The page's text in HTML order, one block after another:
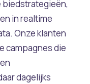
biedstrategieën,
in realtime
Onze klanten
campagnes die
dagelijks